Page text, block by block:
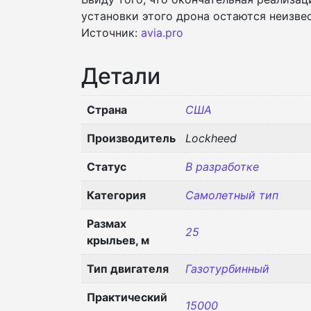
установки этого дрона остаются
Источник: avia.pro
Детали
Страна США
Производитель Lockheed
Статус В разработке
Категория Самолетный тип
Размах
крыльев, м
25
Тип двигателя Газотурбинный
Практический
15000